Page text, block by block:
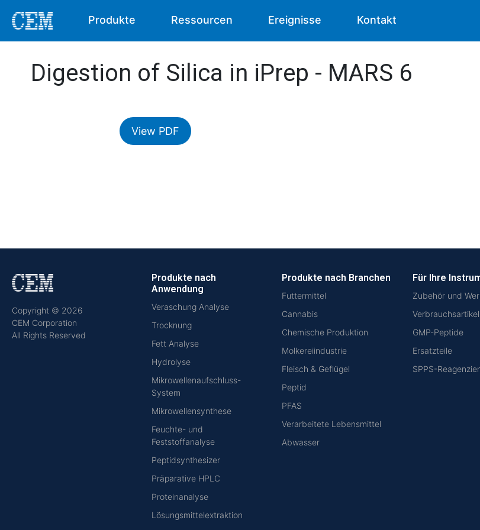
Produkte Ressourcen Ereignisse Kontakt
Digestion of Silica in iPrep - MARS 6
View PDF
Copyright © 2026
CEM Corporation
All Rights Reserved
Produkte nach
Anwendung
Veraschung Analyse
Trocknung
Fett Analyse
Hydrolyse
Mikrowellenaufschluss-
System
Mikrowellensynthese
Feuchte- und
Feststoffanalyse
Peptidsynthesizer
Präparative HPLC
Proteinanalyse
Lösungsmittelextraktion
Produkte nach Branchen
Futtermittel
Cannabis
Chemische Produktion
Molkereiindustrie
Fleisch & Geflügel
Peptid
PFAS
Verarbeitete Lebensmittel
Abwasser
Für Ihre
Zubehör und
Verbrauchsartikel
GMP-Peptide
Ersatzteile
SPPS-